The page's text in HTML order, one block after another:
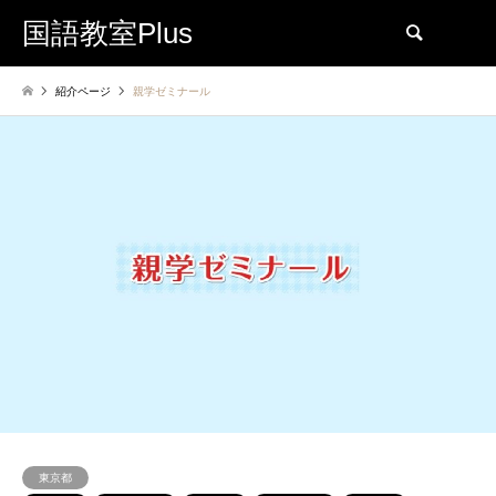
国語教室Plus
紹介ページ 親学ゼミナール
東京都